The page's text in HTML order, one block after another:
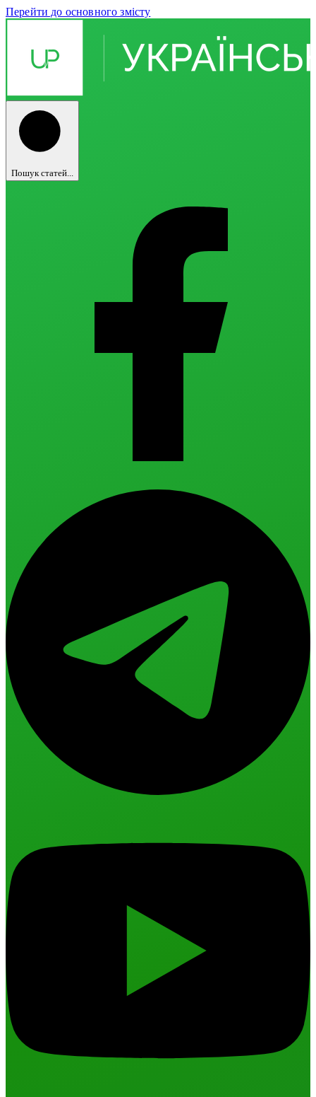
Перейти до основного змісту
Пошук статей...